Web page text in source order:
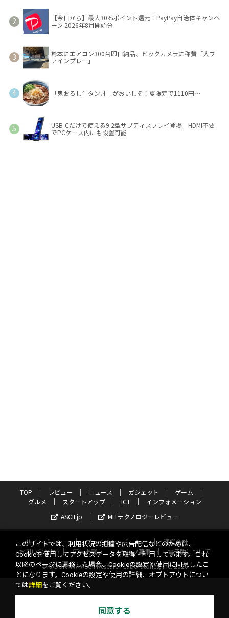
【今日から】最大30％ポイント還元！PayPay自治体キャンペ
ーン 2026年8月開始分
熊本にエアコン300台即日納品、ビックカメラに称賛「大フ
ァインプレー」
「鬼おろし牛タン丼」がおいしそ！夏限定で1110円～
USB-Cだけで使える9.2型サブディスプレイ登場 HDMI不要
でPCケース内にも設置可能
TOP レビュー ニュース ガジェット
ゲーム
グルメ
スタートアップ ICT
インフォメーション
ASCII.jp
MITテクノロジーレビュー
サイトポリシー プライバシーポリシー
運営会社
お問い合わせ
広告掲載 スタッフ募集
電子版について
©KADOKAWA ASCII Research Laboratories, Inc. 2026
このサイトでは、利用状況の把握や広告配信などのために、
Cookieを使用してアクセスデータを取得・利用しています。これ
以降のページに遷移した場合、Cookieの設定や使用に同意したこ
とになります。Cookieの設定や使用の詳細、オプトアウトについ
ては詳細 をご覧ください。
同意する